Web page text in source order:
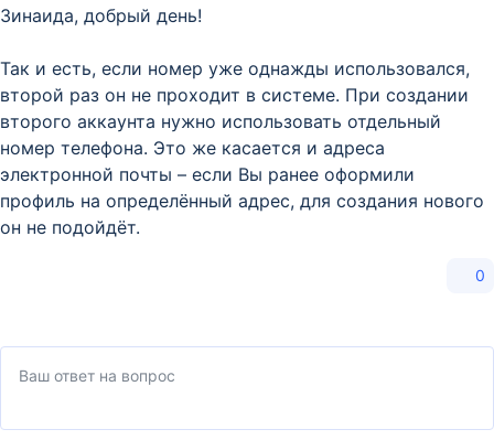
Зинаида, добрый день!
Так и есть, если номер уже однажды использовался,
второй раз он не проходит в системе. При создании
второго аккаунта нужно использовать отдельный
номер телефона. Это же касается и адреса
электронной почты – если Вы ранее оформили
профиль на определённый адрес, для создания нового
он не подойдёт.
0